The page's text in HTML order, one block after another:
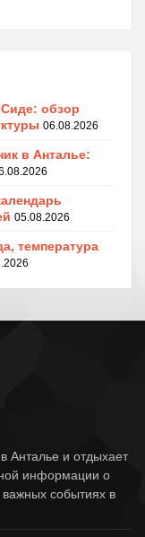
обзор
06.08.2026
в Анталье:
05.08.2026
температура
Анталье и отдыхает
информации о
важных событиях в